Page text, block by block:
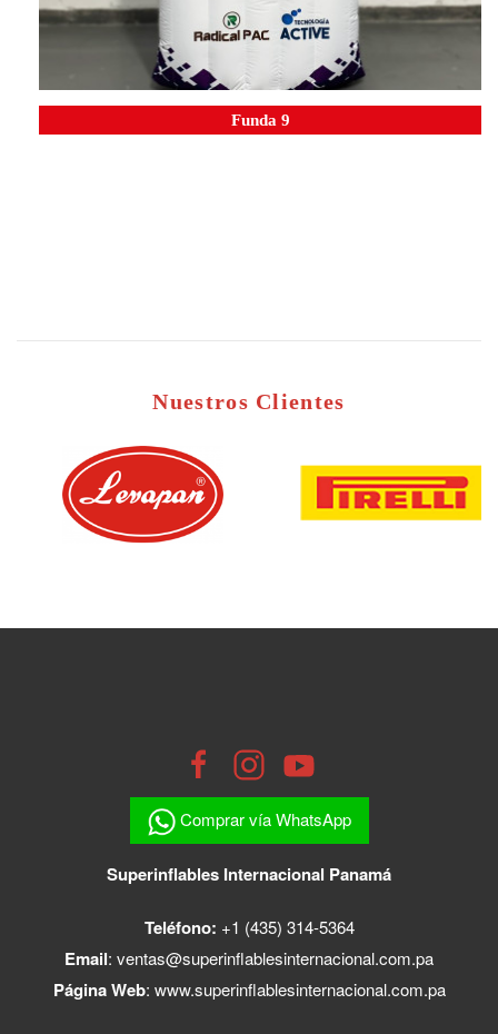
Funda 9
Nuestros Clientes
Comprar vía WhatsApp
Superinflables Internacional Panamá
Teléfono: +1 (435) 314-5364
Email: ventas@superinflablesinternacional.com.pa
Página Web: www.superinflablesinternacional.com.pa